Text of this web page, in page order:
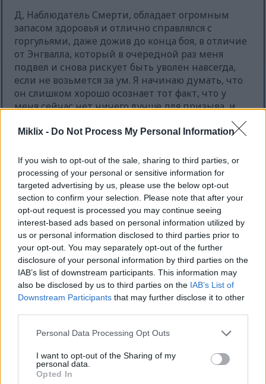
Miklix - Do Not Process My Personal Information
If you wish to opt-out of the sale, sharing to third parties, or
processing of your personal or sensitive information for
targeted advertising by us, please use the below opt-out
section to confirm your selection. Please note that after your
opt-out request is processed you may continue seeing
interest-based ads based on personal information utilized by
us or personal information disclosed to third parties prior to
your opt-out. You may separately opt-out of the further
disclosure of your personal information by third parties on the
IAB’s list of downstream participants. This information may
also be disclosed by us to third parties on the IAB’s List of
Downstream Participants that may further disclose it to other
Please note that this website/app uses one or more Google
not limited to your visit or usage behaviour. You may click to
grant or deny consent to Google and its third-party tags to
use your data for below specified purposes in below Google
Personal Data Processing Opt Outs
I want to opt-out of the Sharing of my
personal data.
Opted In
Д, Наблюдатель Смерти, обладает огромным
запасом здоровья и отлично справлялся с
горгульями, даже дожив до конца боя, в отличие
от Энгвалла, который в очередной раз меня
подвел и снова рискует быть уволен навсегда,
если не возьмется за ум. Я начинаю думать, что
он слишком хорошо осознает тот факт, что у
меня сейчас нет ничего лучше для призыва, и
ловкость. Моё оружие ближнего боя — Меч-
копьё Стража с упором на остроту и Священным
клинком Пепел войны. Из оружия дальнего боя
— Длинный и Короткий луки. На момент
записи этого видео у меня был 85-й уровень рун.
Я не совсем уверен, считается ли это
общепринятым уровнем сложности, но
сложность игры кажется мне разумной — я хочу
найти золотую середину, которая не будет
утомительно лёгкой, но и не настолько сложной,
чтобы я застревал на одном и том же боссе
часами, потому что мне это совсем не
доставляет удовольствия.
В общем, на этом видео с «Доблестными
просмотр. Заходите на канал или на miklix.com,
чтобы посмотреть другие видео. Вы даже